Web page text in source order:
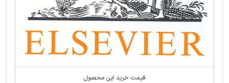
قیمت خرید این محصول